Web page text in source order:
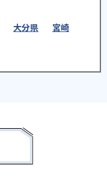
大分県
宮崎